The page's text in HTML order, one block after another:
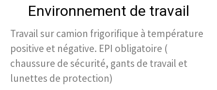
Environnement de travail
Travail sur camion frigorifique à température
positive et négative. EPI obligatoire (
chaussure de sécurité, gants de travail et
lunettes de protection)